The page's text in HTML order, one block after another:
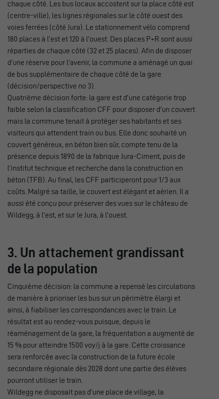
chaque côté. Les bus locaux accostent sur la place côté est
(centre-ville), les lignes régionales sur le côté ouest des
voies ferrées (côté Jura). Le stationnement vélo comprend
180 places à l’est et 120 à l’ouest. Des places P+R sont aussi
réparties de chaque côté (32 et 25 places). Afin de disposer
d’une réserve pour l’avenir, la commune a aménagé un quai
de bus supplémentaire de chaque côté de la gare
(décision/perspective no 3).
Quatrième décision forte: la gare est d’une catégorie trop
faible selon la classification CFF pour disposer d’un couvert
mais la commune tenait à protéger ses habitants et ses
visiteurs qui attendent train ou bus. Elle donc souhaité un
couvert généreux, en béton bien sûr, compte tenu de la
présence depuis 1890 de la fabrique Jura-Ciment, puis de
l’institut technique et recherche dans la construction en
béton (TFB). Au final, les CFF participeront pour 1/3 aux
coûts. Malgré sa taille, le couvert est élégant et aérien. Il a
aussi été conçu pour préserver des vues sur le château de
Wildegg, à l’est, et sur le Jura, à l’ouest.
3. Un attachement grandissant
de la population
Cinquième décision: la commune a repensé les circulations
de manière à prioriser les bus sur un périmètre élargi et
ainsi, à fiabiliser les correspondances avec le train. Le
résultat est au rendez-vous puisque, depuis le
réaménagement de la gare, la fréquentation a augmenté de
15 % pour atteindre 1500 voy/j à la gare. Cette croissance
sera renforcée avec la construction de la future école
secondaire régionale dès 2028 dont une partie des élèves
pourront utiliser le train.
Wildegg ne disposait pas d’une place de village, la